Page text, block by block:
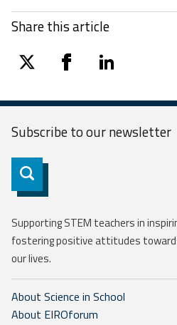
Share this article
twitter facebooklinkedin
Subscribe to ournewsletter
Subscribe
Supporting STEM teachers in
fostering positive attitudes
our lives.
About Science in School
About EIROforum